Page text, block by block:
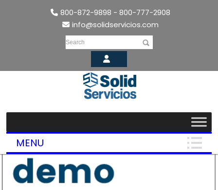
800-872-9898 - 800-777-2908
info@solidservicios.com
Search
MENU